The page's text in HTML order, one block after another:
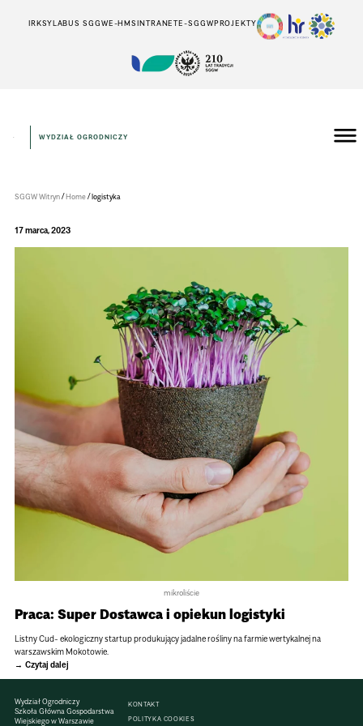
IRKSYLABUS SGGWE-HMSINTRANETE-SGGWPROJEKTY
WYDZIAŁ OGRODNICZY
SGGW Witryn/Home/logistyka
17 marca, 2023
mikroliście
Praca: Super Dostawca i opiekun logistyki
Listny Cud- ekologiczny startup produkujący jadalne rośliny na farmie wertykalnej na
warszawskim Mokotowie.
Czytaj dalej
Wydział Ogrodniczy
Szkoła Główna Gospodarstwa
Wiejskiego w Warszawie
KONTAKT
POLITYKA COOKIES